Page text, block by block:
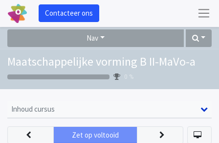
Contacteer ons
Nav
Maatschappelijke vorming B II-MaVo-a
0 %
Inhoud cursus
Zet op voltooid